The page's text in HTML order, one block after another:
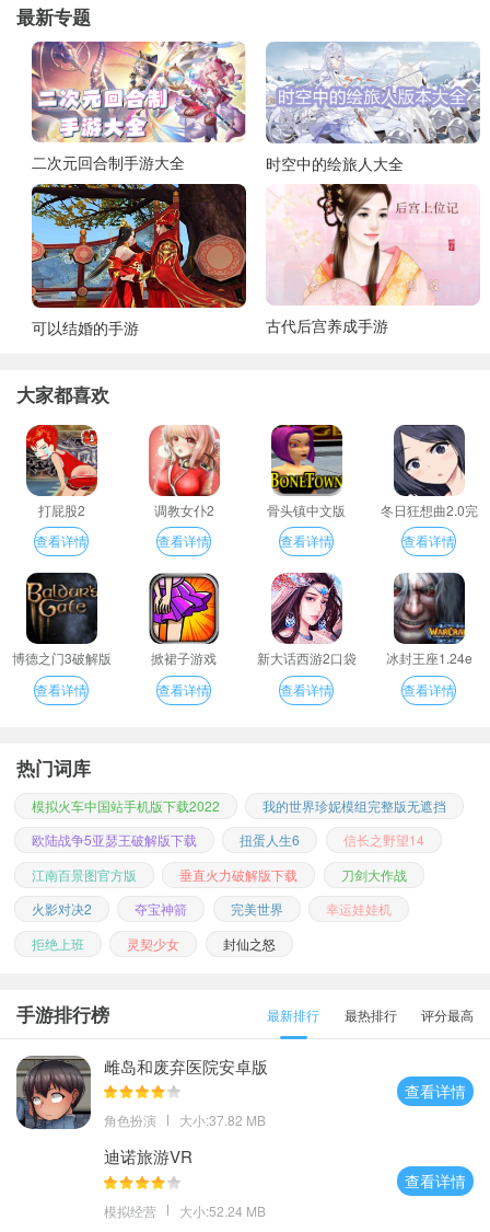
最新专题
二次元回合制手游大全 时空中的绘旅人大全
可以结婚的手游 古代后宫养成手游
大家都喜欢
打屁股2
查看详情
调教女仆2
查看详情
骨头镇中文版
查看详情
冬日狂想曲2.0完
整汉化版
查看详情
博德之门3破解版
查看详情
掀裙子游戏
查看详情
新大话西游2口袋
版
查看详情
冰封王座1.24e
查看详情
热门词库
模拟火车中国站手机版下载2022
我的世界珍妮模组完整版无遮挡
欧陆战争5亚瑟王破解版下载
扭蛋人生6
信长之野望14
江南百景图官方版
垂直火力破解版下载
刀剑大作战
火影对决2
夺宝神箭 完美世界
幸运娃娃机
拒绝上班
灵契少女 封仙之怒
手游排行榜 最新排行 最热排行 评分最高
雌岛和废弃医院安卓版
角色扮演 大小:37.82 MB
查看详情
迪诺旅游VR
模拟经营 大小:52.24 MB
查看详情